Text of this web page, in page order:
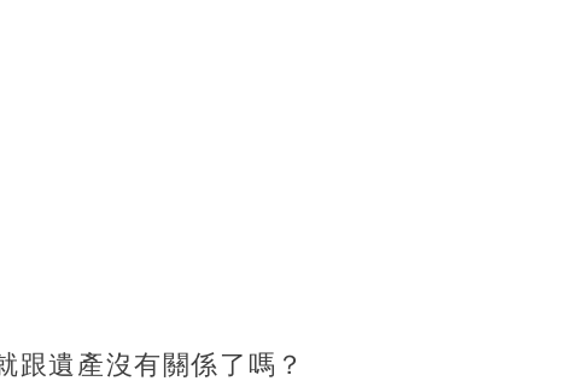
跟遺產沒有關係了嗎？